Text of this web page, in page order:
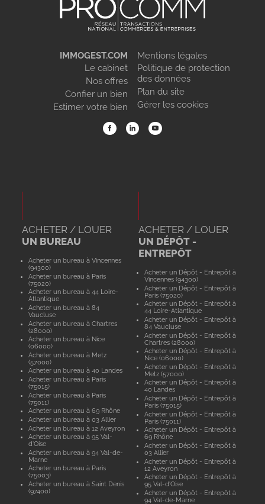
IMMOGEST.COM
Le cabinet
Nos offres
Confier un bien
Estimer votre bien
Mentions légales
Politique de protection
des données
Plan du site
Gérer les cookies
ACHETER / LOUER
UN BUREAU
Acheter un bureau à Vincennes
(94300)
Acheter un bureau à Paris
(75020)
Acheter un bureau à 44 Loire-
Atlantique
Acheter un bureau à 84
Vaucluse
Acheter un bureau à Chartres
(28000)
Acheter un bureau à Nice
(06000)
Acheter un bureau à Metz
(57000)
Acheter un bureau à 40 Landes
Acheter un bureau à Paris
(75015)
Acheter un bureau à Paris
(75011)
Acheter un bureau à 69 Rhône
Acheter un bureau à 03 Allier
Acheter un bureau à 12 Aveyron
Acheter un bureau à 95 Val-
d'Oise
Acheter un bureau à 94 Val-de-
Marne
Acheter un bureau à Paris
(75003)
Acheter un bureau à Saint Denis
(97400)
ACHETER / LOUER
UN DÉPÔT -
ENTREPÔT
Acheter un Dépôt - Entrepôt à
Vincennes (94300)
Acheter un Dépôt - Entrepôt à
Paris (75020)
Acheter un Dépôt - Entrepôt à
44 Loire-Atlantique
Acheter un Dépôt - Entrepôt à
84 Vaucluse
Acheter un Dépôt - Entrepôt à
Chartres (28000)
Acheter un Dépôt - Entrepôt à
Nice (06000)
Acheter un Dépôt - Entrepôt à
Metz (57000)
Acheter un Dépôt - Entrepôt à
40 Landes
Acheter un Dépôt - Entrepôt à
Paris (75015)
Acheter un Dépôt - Entrepôt à
Paris (75011)
Acheter un Dépôt - Entrepôt à
69 Rhône
Acheter un Dépôt - Entrepôt à
03 Allier
Acheter un Dépôt - Entrepôt à
12 Aveyron
Acheter un Dépôt - Entrepôt à
95 Val-d'Oise
Acheter un Dépôt - Entrepôt à
94 Val-de-Marne